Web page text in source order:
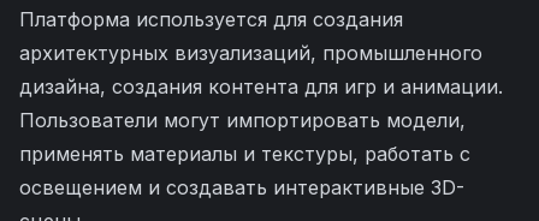
Платформа используется для создания
архитектурных визуализаций, промышленного
дизайна, создания контента для игр и анимации.
Пользователи могут импортировать модели,
применять материалы и текстуры, работать с
освещением и создавать интерактивные 3D-